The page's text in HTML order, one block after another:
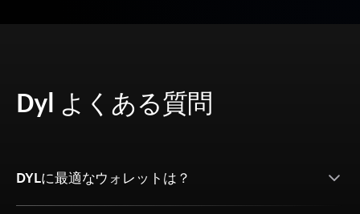
Dyl よくある質問
DYLに最適なウォレットは？